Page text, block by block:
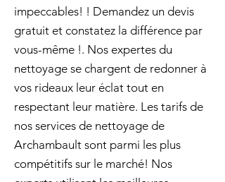
impeccables! ! Demandez un devis
gratuit et constatez la différence par
vous-même !. Nos expertes du
nettoyage se chargent de redonner à
vos rideaux leur éclat tout en
respectant leur matière. Les tarifs de
nos services de nettoyage de
Archambault sont parmi les plus
compétitifs sur le marché! Nos